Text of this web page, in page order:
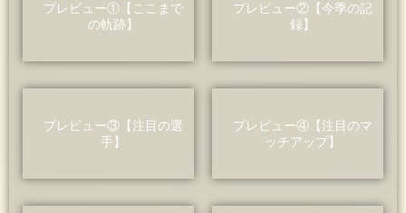
プレビュー①【ここまで
の軌跡】
プレビュー②【今季の記
録】
プレビュー③【注目の選
手】
プレビュー④【注目のマ
ッチアップ】